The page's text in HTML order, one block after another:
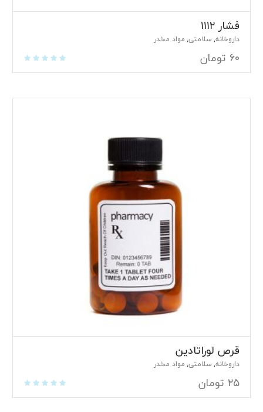
فشار ۱۱۱۲
داروخانه, سلامتی, مواد مخدر
۶۰ تومان
قرص لوراتادین
داروخانه, سلامتی, مواد مخدر
۲۵ تومان